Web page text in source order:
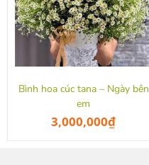
Bình hoa cúc tana – Ngày bên
em
3,000,000₫